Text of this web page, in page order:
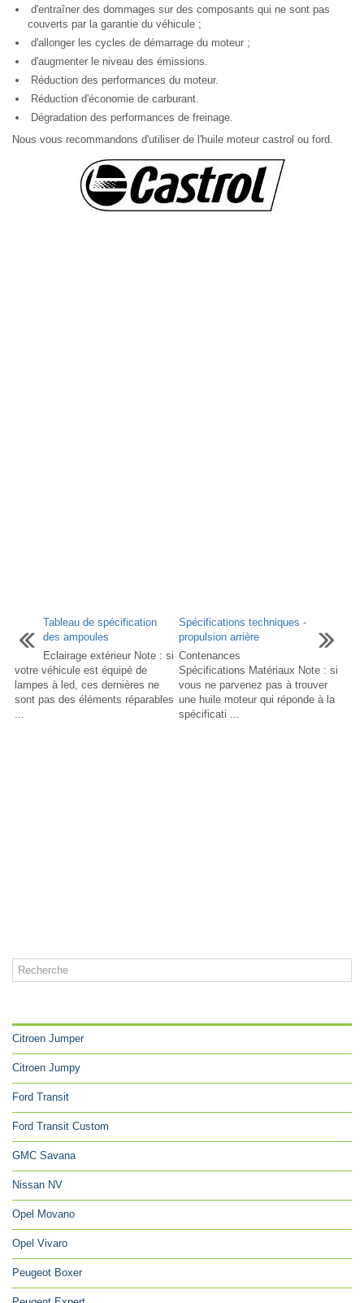
d'entraîner des dommages sur des composants qui ne sont pas
couverts par la garantie du véhicule ;
d'allonger les cycles de démarrage du moteur ;
d'augmenter le niveau des émissions.
Réduction des performances du moteur.
Réduction d'économie de carburant.
Dégradation des performances de freinage.
Nous vous recommandons d'utiliser de l'huile moteur castrol ou ford.
Tableau de spécification
des ampoules
Eclairage extérieur Note : si
votre véhicule est équipé de
lampes à led, ces dernières ne
sont pas des éléments réparables
Spécifications techniques -
propulsion arrière
Contenances
Spécifications Matériaux Note : si
vous ne parvenez pas à trouver
une huile moteur qui réponde à la
spécificati ...
Citroen Jumper
Citroen Jumpy
Ford Transit
Ford Transit Custom
GMC Savana
Nissan NV
Opel Movano
Opel Vivaro
Peugeot Boxer